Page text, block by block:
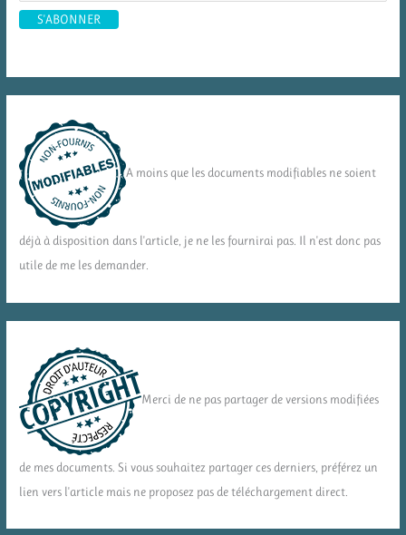
A moins que les documents modifiables ne soient
déjà à disposition dans l'article, je ne les fournirai pas. Il n'est donc pas
utile de me les demander.
Merci de ne pas partager de versions modifiées
de mes documents. Si vous souhaitez partager ces derniers, préférez un
lien vers l'article mais ne proposez pas de téléchargement direct.